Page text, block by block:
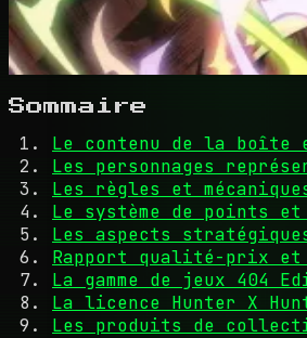
Sommaire
Le contenu de la boîte
Les personnages
Les règles et
Le système de points
Les aspects
Rapport qualité-prix et
La gamme de jeux 404
La licence Hunter X
Les produits de